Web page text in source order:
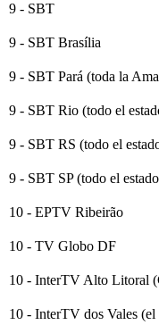
9 - SBT
9 - SBT Brasília
9 - SBT Pará (toda la
9 - SBT Rio (todo el
9 - SBT RS (todo el
9 - SBT SP (todo el
10 - EPTV Ribeirão
10 - TV Globo DF
10 - InterTV Alto Litoral
10 - InterTV dos Vales